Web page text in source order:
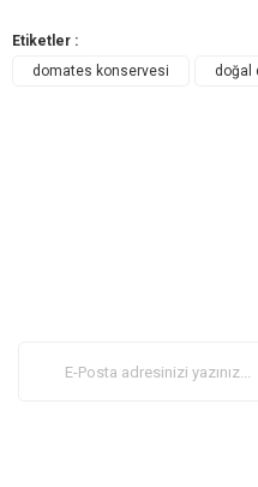
Etiketler :
domates konservesi
doğal